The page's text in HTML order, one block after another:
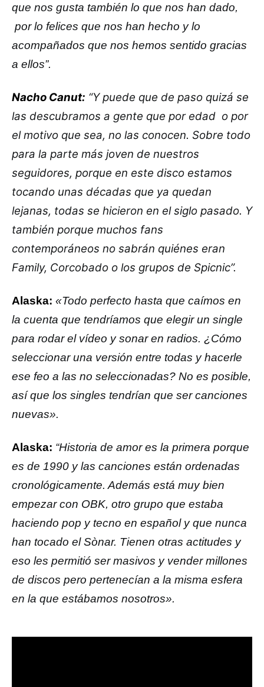
que nos gusta también lo que nos han dado,
por lo felices que nos han hecho y lo
acompañados que nos hemos sentido gracias
a ellos”.
Nacho Canut: “Y puede que de paso quizá se
las descubramos a gente que por edad o por
el motivo que sea, no las conocen. Sobre todo
para la parte más joven de nuestros
seguidores, porque en este disco estamos
tocando unas décadas que ya quedan
lejanas, todas se hicieron en el siglo pasado. Y
también porque muchos fans
contemporáneos no sabrán quiénes eran
Family, Corcobado o los grupos de Spicnic”.
Alaska: «Todo perfecto hasta que caímos en
la cuenta que tendríamos que elegir un single
para rodar el vídeo y sonar en radios. ¿Cómo
seleccionar una versión entre todas y hacerle
ese feo a las no seleccionadas? No es posible,
así que los singles tendrían que ser canciones
nuevas».
Alaska: “Historia de amor es la primera porque
es de 1990 y las canciones están ordenadas
cronológicamente. Además está muy bien
empezar con OBK, otro grupo que estaba
haciendo pop y tecno en español y que nunca
han tocado el Sònar. Tienen otras actitudes y
eso les permitió ser masivos y vender millones
de discos pero pertenecían a la misma esfera
en la que estábamos nosotros».